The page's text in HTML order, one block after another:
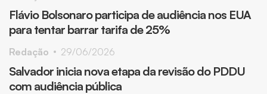
Flávio Bolsonaro participa de audiência nos EUA
para tentar barrar tarifa de 25%
Salvador inicia nova etapa da revisão do PDDU
com audiência pública
Redação 29/06/2026